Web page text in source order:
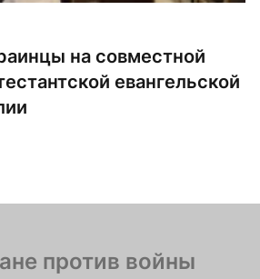
на совместной
евангельской
против войны